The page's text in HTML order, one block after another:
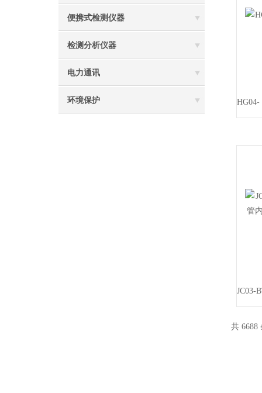
便携式检测仪器
检测分析仪器
电力通讯
环境保护
共 6688